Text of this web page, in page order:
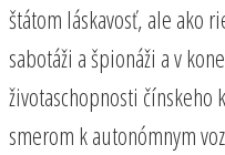
štátom láskavosť, ale ako
sabotáži a špionáži a v
životaschopnosti čínskeho
smerom k autonómnym